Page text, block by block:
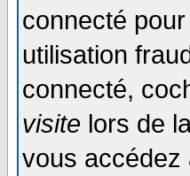
connecté
utilisation
connecté,
visite lors de
vous accédez